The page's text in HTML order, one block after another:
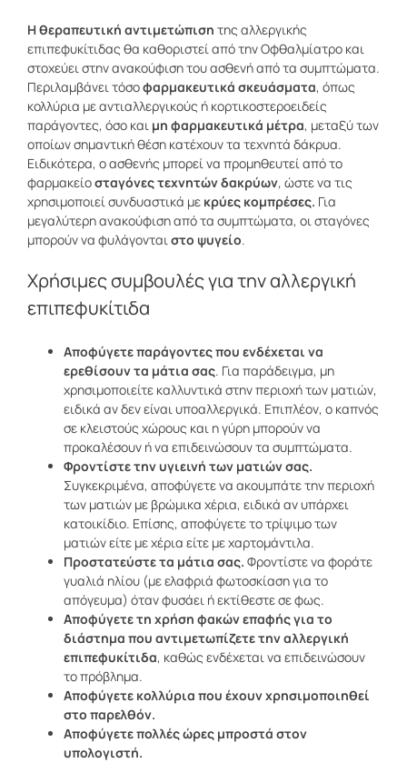
Η θεραπευτική αντιμετώπιση της αλλεργικής
επιπεφυκίτιδας θα καθοριστεί από την Οφθαλμίατρο και
στοχεύει στην ανακούφιση του ασθενή από τα συμπτώματα.
Περιλαμβάνει τόσοφαρμακευτικά σκευάσματα, όπως
κολλύρια με αντιαλλεργικούς ή κορτικοστεροειδείς
παράγοντες, όσο και μη φαρμακευτικά μέτρα, μεταξύ των
οποίων σημαντική θέση κατέχουν τα τεχνητά δάκρυα.
Ειδικότερα, ο ασθενής μπορεί να προμηθευτεί από το
φαρμακείοσταγόνες τεχνητών δακρύων, ώστε να τις
χρησιμοποιεί συνδυαστικά με κρύες κομπρέσες. Για
μεγαλύτερη ανακούφιση από τα συμπτώματα, οι σταγόνες
μπορούν να φυλάγονταιστο ψυγείο.
Χρήσιμες συμβουλές για την αλλεργική
επιπεφυκίτιδα
Αποφύγετε παράγοντες που ενδέχεται να
ερεθίσουν τα μάτια σας. Για παράδειγμα, μη
χρησιμοποιείτε καλλυντικά στην περιοχή των ματιών,
ειδικά αν δεν είναι υποαλλεργικά. Επιπλέον, ο καπνός
σε κλειστούς χώρους και η γύρη μπορούν να
προκαλέσουν ή να επιδεινώσουν τα συμπτώματα.
Φροντίστε την υγιεινή των ματιών σας.
Συγκεκριμένα, αποφύγετε να ακουμπάτε την περιοχή
των ματιών με βρώμικα χέρια, ειδικά αν υπάρχει
κατοικίδιο. Επίσης, αποφύγετε το τρίψιμο των
ματιών είτε με χέρια είτε με χαρτομάντιλα.
Προστατεύστε τα μάτια σας. Φροντίστε να φοράτε
γυαλιά ηλίου (με ελαφριά φωτοσκίαση για το
απόγευμα) όταν φυσάει ή εκτίθεστε σε φως.
Αποφύγετε τη χρήση φακών επαφής για το
διάστημα που αντιμετωπίζετε την αλλεργική
επιπεφυκίτιδα, καθώς ενδέχεται να επιδεινώσουν
το πρόβλημα.
Αποφύγετε κολλύρια που έχουν χρησιμοποιηθεί
στο παρελθόν.
Αποφύγετε πολλές ώρες μπροστά στον
υπολογιστή.